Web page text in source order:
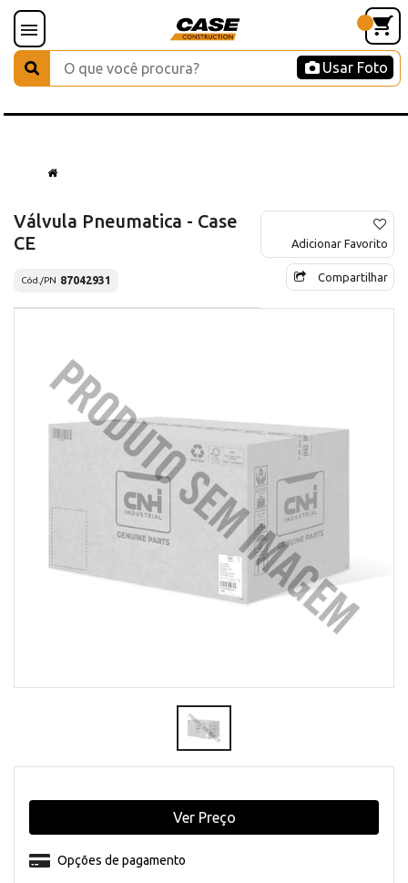
Usar Foto
Válvula Pneumatica - Case
CE
Cód./PN 87042931
Adicionar Favorito
Compartilhar
Opções de pagamento
Ver Preço